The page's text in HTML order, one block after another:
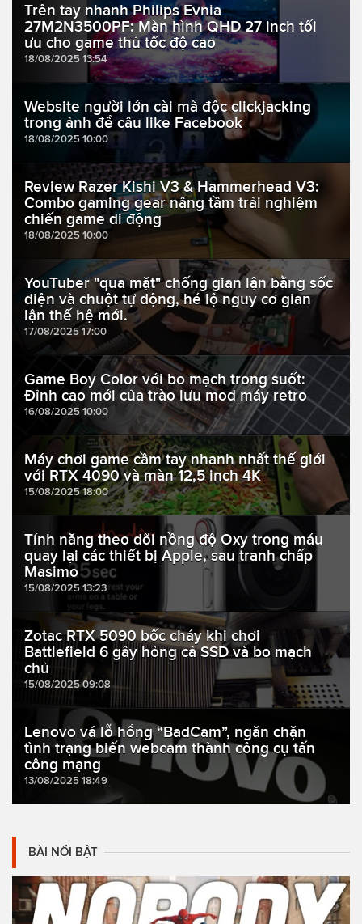
Trên tay nhanh Philips Evnia
27M2N3500PF: Màn hình QHD 27 inch tối
ưu cho game thủ tốc độ cao
18/08/2025 13:54
Website người lớn cài mã độc clickjacking
trong ảnh để câu like Facebook
18/08/2025 10:00
Review Razer Kishi V3 & Hammerhead V3:
Combo gaming gear nâng tầm trải nghiệm
chiến game di động
18/08/2025 10:00
YouTuber "qua mặt" chống gian lận bằng sốc
điện và chuột tự động, hé lộ nguy cơ gian
lận thế hệ mới.
17/08/2025 17:00
Game Boy Color với bo mạch trong suốt:
Đỉnh cao mới của trào lưu mod máy retro
16/08/2025 10:00
Máy chơi game cầm tay nhanh nhất thế giới
với RTX 4090 và màn 12,5 inch 4K
15/08/2025 18:00
Tính năng theo dõi nồng độ Oxy trong máu
quay lại các thiết bị Apple, sau tranh chấp
Masimo
15/08/2025 13:23
Zotac RTX 5090 bốc cháy khi chơi
Battlefield 6 gây hỏng cả SSD và bo mạch
chủ
15/08/2025 09:08
Lenovo vá lỗ hổng “BadCam”, ngăn chặn
tình trạng biến webcam thành công cụ tấn
công mạng
13/08/2025 18:49
BÀI NỔI BẬT